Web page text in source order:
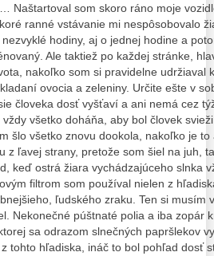
Naštartoval som skoro ráno moje
ranné vstávanie mi nespôsobovalo
hodiny, aj o jednej hodine a
Ale taktiež po každej stránke,
nakoľko som si pravidelne udržiaval
ovocia a zeleniny. Určite ešte v
človeka dosť vyšťaví a ani nemá cez
všetko doháňa, aby bol človek
šlo všetko znovu dookola, nakoľko je to
z ľavej strany, pretože som šiel na juh,
keď ostrá žiara vychádzajúceho slnka
filtrom som používal nielen z
ľudského zraku. Ten si musím
Nekonečné púštnaté polia a iba zopár
sa odrazom slnečných papršlekov
tohto hľadiska, ináč to bol pohľad dosť